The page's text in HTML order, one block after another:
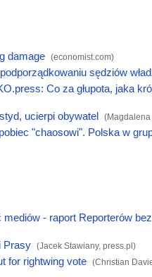
damage (economist.com)
sędziów
Co za głupota, jaka
ucierpi obywatel (Magdalena
"chaosowi". Polska w
- raport Reporterów
Prasy (Jacek Stawiany, press.pl)
for rightwing vote (Christian